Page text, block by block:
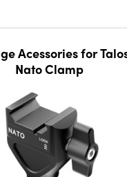
Acessories for
Nato Clamp